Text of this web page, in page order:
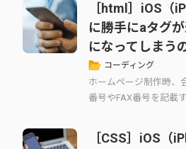
［html］iOS（
に勝手にaタグ
になってしまう
コーディング
ホームページ制作時、
番号やFAX番号を記載
れますが…
［CSS］iOS（